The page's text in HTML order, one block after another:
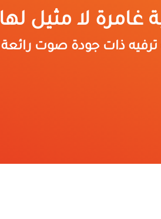
غامرة لا مثيل لها
ترفيه ذات جودة صوت رائعة